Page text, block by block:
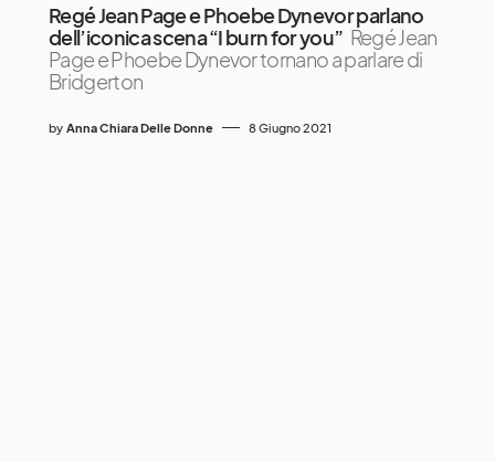
Regé Jean Page e Phoebe Dynevor parlano
dell’iconica scena “I burn for you” Regé Jean
Page e Phoebe Dynevor tornano a parlare di
Bridgerton
by Anna Chiara Delle Donne 8 Giugno 2021